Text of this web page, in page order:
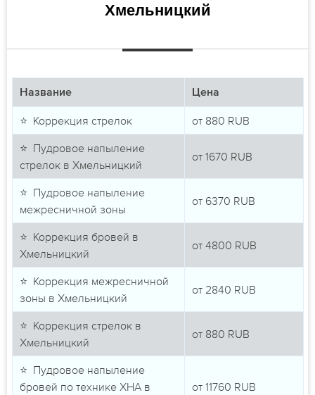
Хмельницкий
Название Цена
⭐ Коррекция стрелок от 880 RUB
⭐ Пудровое напыление
стрелок в Хмельницкий
от 1670 RUB
⭐ Пудровое напыление
межресничной зоны
от 6370 RUB
⭐ Коррекция бровей в
Хмельницкий
от 4800 RUB
⭐ Коррекция межресничной
зоны в Хмельницкий
от 2840 RUB
⭐ Коррекция стрелок в
Хмельницкий
от 880 RUB
⭐ Пудровое напыление
бровей по технике ХНА в
от 11760 RUB